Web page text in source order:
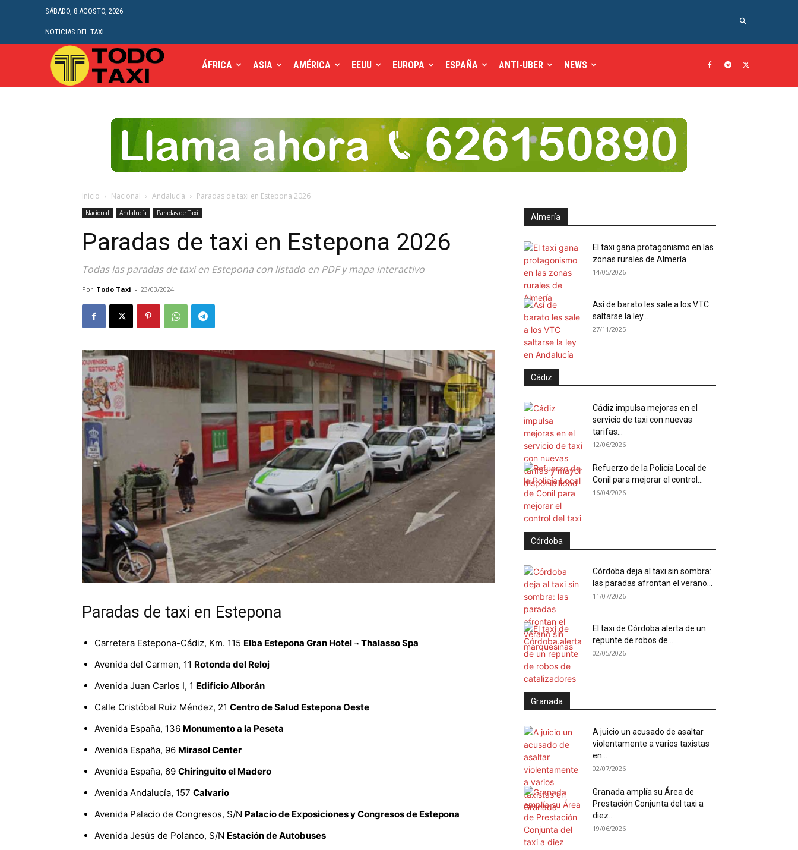
SÁBADO, 8 AGOSTO, 2026
NOTICIAS DEL TAXI
ÁFRICA ASIA AMÉRICA EEUU EUROPA ESPAÑA ANTI-UBER NEWS
Inicio Nacional Andalucía Paradas de taxi en Estepona 2026
Nacional Andalucía Paradas de Taxi
Paradas de taxi en Estepona 2026
Todas las paradas de taxi en Estepona con listado en PDF y mapa interactivo
Por Todo Taxi - 23/03/2024
Paradas de taxi en Estepona
Carretera Estepona-Cádiz, Km. 115 Elba Estepona Gran Hotel ¬ Thalasso Spa
Avenida del Carmen, 11 Rotonda del Reloj
Avenida Juan Carlos I, 1 Edificio Alborán
Calle Cristóbal Ruiz Méndez, 21 Centro de Salud Estepona Oeste
Avenida España, 136 Monumento a la Peseta
Avenida España, 96 Mirasol Center
Avenida España, 69 Chiringuito el Madero
Avenida Andalucía, 157 Calvario
Avenida Palacio de Congresos, S/N Palacio de Exposiciones y Congresos de Estepona
Avenida Jesús de Polanco, S/N Estación de Autobuses
Almería
El taxi gana protagonismo en las
zonas rurales de Almería
14/05/2026
Así de barato les sale a los VTC
saltarse la ley...
27/11/2025
Cádiz
Cádiz impulsa mejoras en el
servicio de taxi con nuevas
tarifas...
12/06/2026
Refuerzo de la Policía Local de
Conil para mejorar el control...
16/04/2026
Córdoba
Córdoba deja al taxi sin sombra:
las paradas afrontan el verano...
11/07/2026
El taxi de Córdoba alerta de un
repunte de robos de...
02/05/2026
Granada
A juicio un acusado de asaltar
violentamente a varios taxistas
en...
02/07/2026
Granada amplía su Área de
Prestación Conjunta del taxi a
diez...
19/06/2026